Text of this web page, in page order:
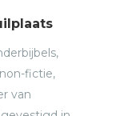
fictie,
van